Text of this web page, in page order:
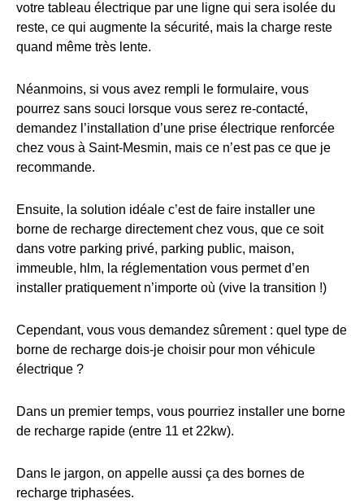
votre tableau électrique par une ligne qui sera isolée du
reste, ce qui augmente la sécurité, mais la charge reste
quand même très lente.
Néanmoins, si vous avez rempli le formulaire, vous
pourrez sans souci lorsque vous serez re-contacté,
demandez l’installation d’une prise électrique renforcée
chez vous à Saint-Mesmin, mais ce n’est pas ce que je
recommande.
Ensuite, la solution idéale c’est de faire installer une
borne de recharge directement chez vous, que ce soit
dans votre parking privé, parking public, maison,
immeuble, hlm, la réglementation vous permet d’en
installer pratiquement n’importe où (vive la transition !)
Cependant, vous vous demandez sûrement : quel type de
borne de recharge dois-je choisir pour mon véhicule
électrique ?
Dans un premier temps, vous pourriez installer une borne
de recharge rapide (entre 11 et 22kw).
Dans le jargon, on appelle aussi ça des bornes de
recharge triphasées.